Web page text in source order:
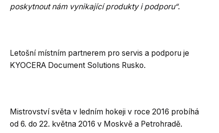
poskytnout nám vynikající produkty i podporu“.
Letošní místním partnerem pro servis a podporu je
KYOCERA Document Solutions Rusko.
Mistrovství světa v ledním hokeji v roce 2016 probíhá
od 6. do 22. května 2016 v Moskvě a Petrohradě.